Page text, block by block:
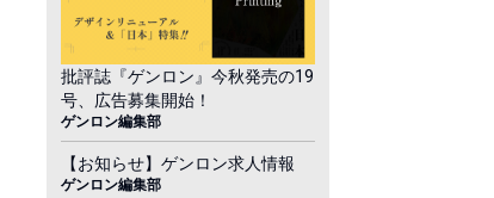
批評誌『ゲンロン』今秋発売の19
号、広告募集開始！
ゲンロン編集部
【お知らせ】ゲンロン求人情報
ゲンロン編集部